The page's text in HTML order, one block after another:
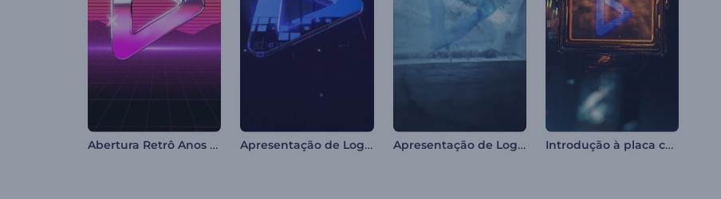
Abertura Retrô Anos 80 Apresentação de Logo - Efeito Pixelado Apresentação de Logotipo Explosão de Gelo Introdução à placa cyberpunk